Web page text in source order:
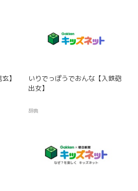
】
いりでっぽうでおんな【入鉄砲
出女】
辞典